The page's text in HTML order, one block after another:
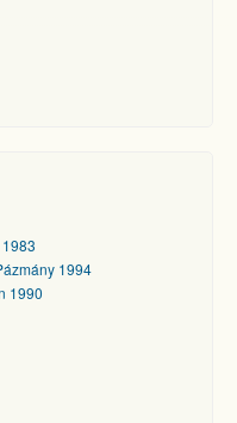
1994
1990